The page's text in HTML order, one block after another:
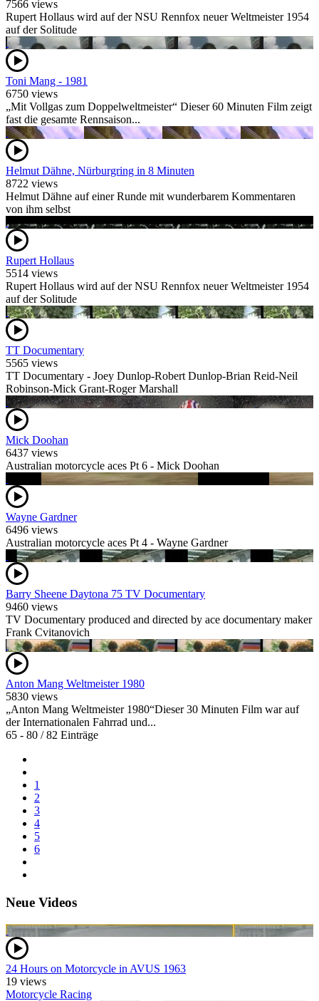
7566 views
Rupert Hollaus wird auf der NSU Rennfox neuer Weltmeister 1954
auf der Solitude
Toni Mang - 1981
6750 views
„Mit Vollgas zum Doppelweltmeister“ Dieser 60 Minuten Film zeigt
fast die gesamte Rennsaison...
Helmut Dähne, Nürburgring in 8 Minuten
8722 views
Helmut Dähne auf einer Runde mit wunderbarem Kommentaren
von ihm selbst
Rupert Hollaus
5514 views
Rupert Hollaus wird auf der NSU Rennfox neuer Weltmeister 1954
auf der Solitude
TT Documentary
5565 views
TT Documentary - Joey Dunlop-Robert Dunlop-Brian Reid-Neil
Robinson-Mick Grant-Roger Marshall
Mick Doohan
6437 views
Australian motorcycle aces Pt 6 - Mick Doohan
Wayne Gardner
6496 views
Australian motorcycle aces Pt 4 - Wayne Gardner
Barry Sheene Daytona 75 TV Documentary
9460 views
TV Documentary produced and directed by ace documentary maker
Frank Cvitanovich
Anton Mang Weltmeister 1980
5830 views
„Anton Mang Weltmeister 1980“Dieser 30 Minuten Film war auf
der Internationalen Fahrrad und...
65 - 80 / 82 Einträge
1
2
3
4
5
6
Neue Videos
24 Hours on Motorcycle in AVUS 1963
19 views
Motorcycle Racing